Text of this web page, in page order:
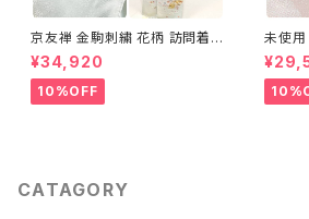
京友禅 金駒刺繍 花柄 訪問着
正絹 水色 黄緑 パステルカラー
アイスグリーン 1433
¥34,920
10%OFF
未使用
め分け
ンク
CATAGORY